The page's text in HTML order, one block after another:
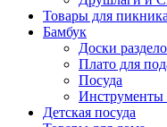
Товары для пикника
Бамбук
Доски
Плато для
Посуда
Инструменты
Детская посуда